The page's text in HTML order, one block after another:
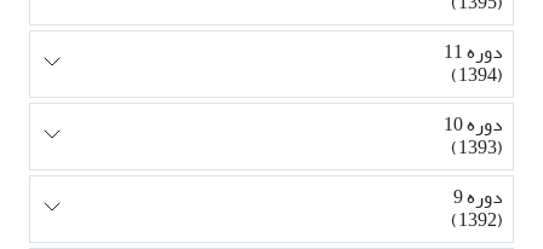
دوره 11
(1394)
دوره 10
(1393)
دوره 9
(1392)